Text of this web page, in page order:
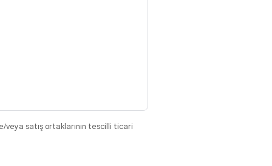
satış ortaklarının tescilli ticari